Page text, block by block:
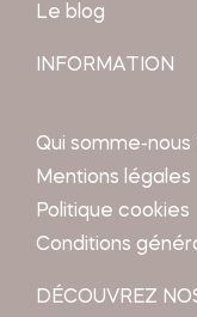
Le blog
INFORMATION
Qui somme-nous
Mentions légales
Politique cookies
Conditions
DÉCOUVREZ